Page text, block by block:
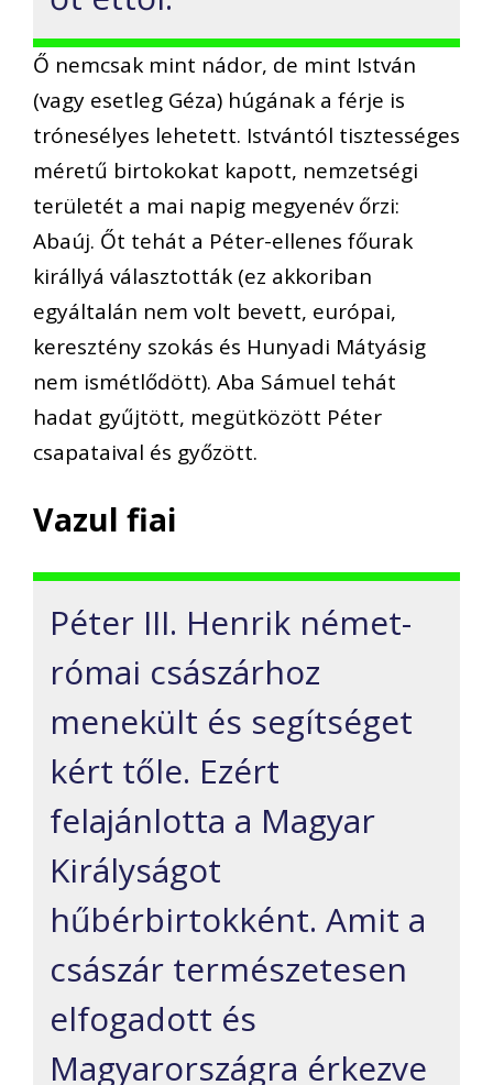
Ő nemcsak mint nádor, de mint István
(vagy esetleg Géza) húgának a férje is
trónesélyes lehetett. Istvántól tisztességes
méretű birtokokat kapott, nemzetségi
területét a mai napig megyenév őrzi:
Abaúj. Őt tehát a Péter-ellenes főurak
királlyá választották (ez akkoriban
egyáltalán nem volt bevett, európai,
keresztény szokás és Hunyadi Mátyásig
nem ismétlődött). Aba Sámuel tehát
hadat gyűjtött, megütközött Péter
csapataival és győzött.
Vazul fiai
Péter III. Henrik német-
római császárhoz
menekült és segítséget
kért tőle. Ezért
felajánlotta a Magyar
Királyságot
hűbérbirtokként. Amit a
császár természetesen
elfogadott és
Magyarországra érkezve